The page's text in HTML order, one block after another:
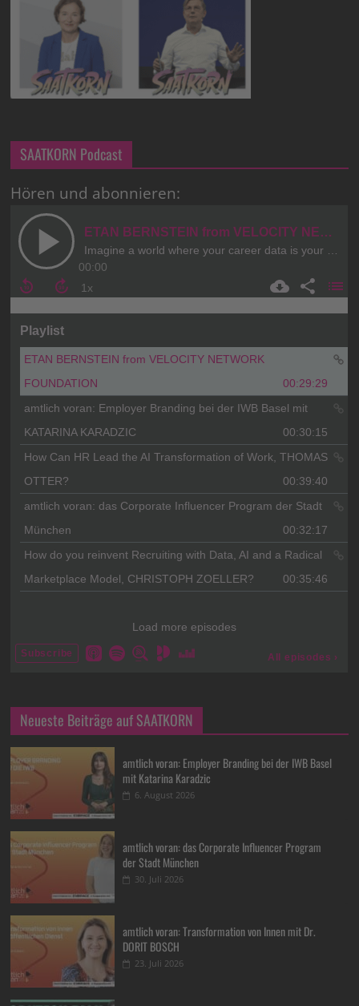
SAATKORN Podcast
Hören und abonnieren:
Neueste Beiträge auf SAATKORN
amtlich voran: Employer Branding bei der IWB Basel
mit Katarina Karadzic
6. August 2026
amtlich voran: das Corporate Influencer Program
der Stadt München
30. Juli 2026
amtlich voran: Transformation von Innen mit Dr.
DORIT BOSCH
23. Juli 2026